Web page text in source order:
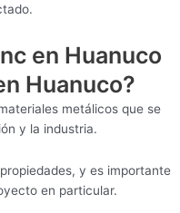
en Huanuco
Huanuco?
metálicos que se
y la industria.
y es importante
en particular.